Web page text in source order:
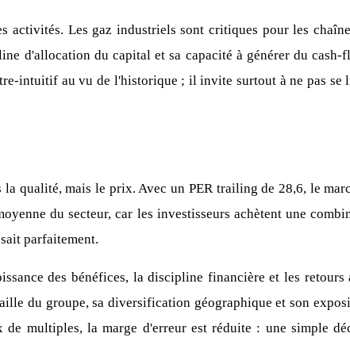
activités. Les gaz industriels sont critiques pour les
d'allocation du capital et sa capacité à générer du
intuitif au vu de l'historique ; il invite surtout à ne pas se
qualité, mais le prix. Avec un PER trailing de 28,6, le
du secteur, car les investisseurs achètent une
parfaitement.
des bénéfices, la discipline financière et les
du groupe, sa diversification géographique et son
de multiples, la marge d'erreur est réduite : une simple